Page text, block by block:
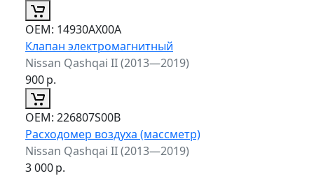
ОЕМ: 14930AX00A
Клапан электромагнитный
Nissan Qashqai II (2013—2019)
900р.
ОЕМ: 226807S00B
Расходомер воздуха (массметр)
Nissan Qashqai II (2013—2019)
3 000р.